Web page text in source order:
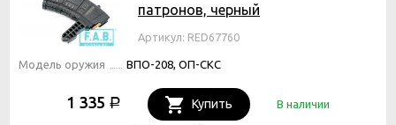
патронов, черный
Артикул: RED67760
Модель оружия ВПО-208, ОП-СКС
1 335 Р Купить В наличии